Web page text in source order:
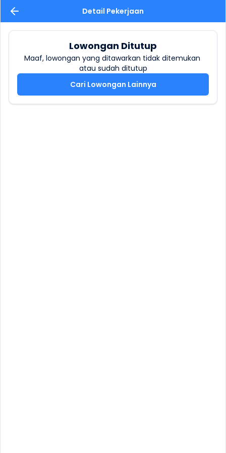
Detail Pekerjaan
Lowongan Ditutup
Maaf, lowongan yang ditawarkan tidak ditemukan
atau sudah ditutup
Cari Lowongan Lainnya